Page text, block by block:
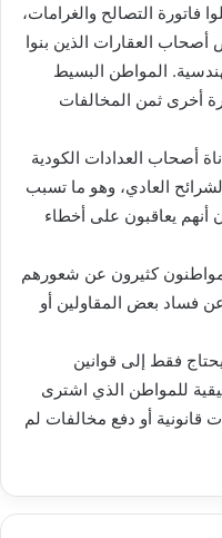
فاتورة التصالح والغرامات،
أصحاب العقارات الذين بنوا
المواطن البسيط
أخرى ثمن المخالفات
أصحاب العدادات الكودية
العادي، وهو ما تسبب
يعاقبون على أخطاء
مواطنون كثيرون عن شعورهم
فساد بعض المقاولين أو
فقط إلى قوانين
للمواطن الذي اشترى
أو دفع مخالفات لم